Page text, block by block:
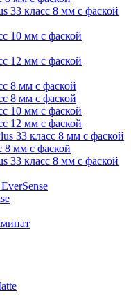
33 класс 8 мм с фаской
10 мм с фаской
12 мм с фаской
8 мм с фаской
8 мм с фаской
10 мм с фаской
12 мм с фаской
33 класс 8 мм с фаской
8 мм с фаской
33 класс 8 мм с фаской